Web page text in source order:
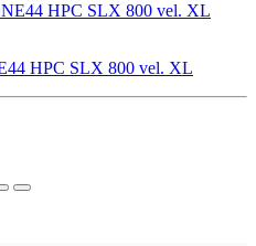
HPC SLX 800 vel. XL